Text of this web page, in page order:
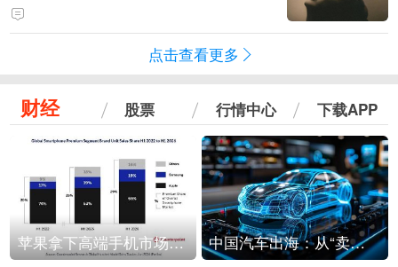
点击查看更多
财经 股票 行情中心 下载APP
苹果拿下高端手机市场65%的份额：iPhone 17系列功不可没 中国汽车出海：从“卖出去”到“走进去”